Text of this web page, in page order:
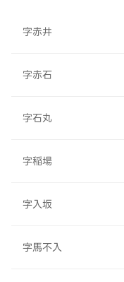
字赤井
字赤石
字石丸
字稲場
字入坂
字馬不入